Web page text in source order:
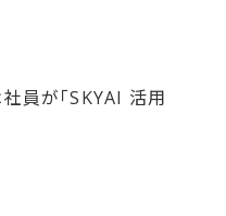
員が「SKYAI 活用